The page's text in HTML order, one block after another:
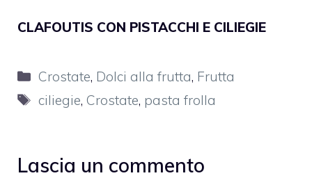
CLAFOUTIS CON PISTACCHI E CILIEGIE
Categorie
Crostate, Dolci alla frutta, Frutta
Tag
ciliegie, Crostate, pasta frolla
Lascia un commento